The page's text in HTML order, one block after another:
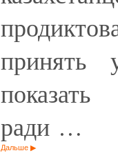
принять
ради …
Дальше